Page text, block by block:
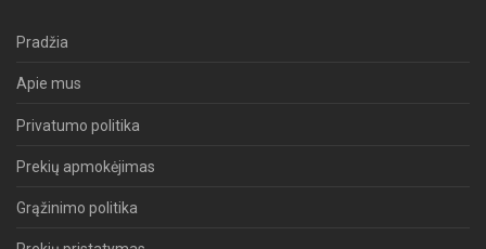
Pradžia
Apie mus
Privatumo politika
Prekių apmokėjimas
Grąžinimo politika